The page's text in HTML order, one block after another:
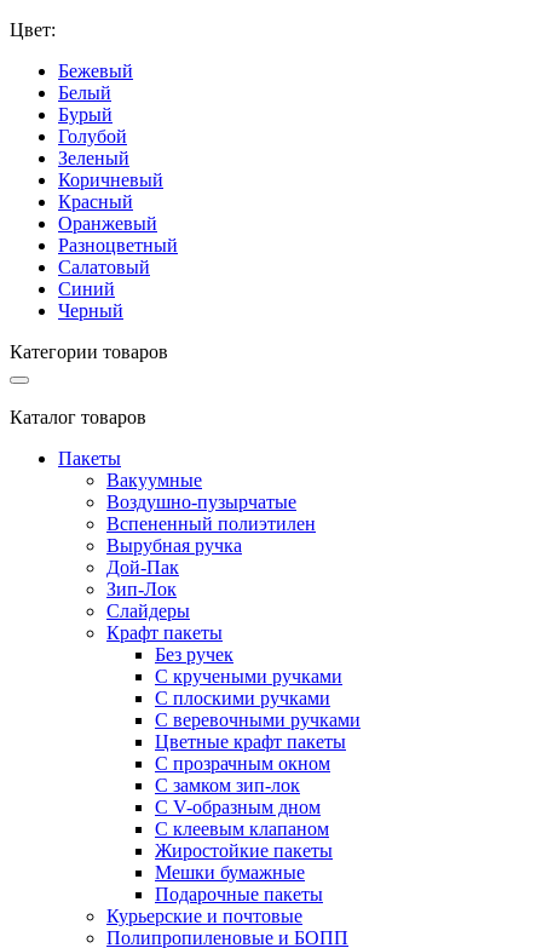
Цвет:
Бежевый
Белый
Бурый
Голубой
Зеленый
Коричневый
Красный
Оранжевый
Разноцветный
Салатовый
Синий
Черный
Категории товаров
Каталог товаров
Пакеты
Вакуумные
Воздушно-пузырчатые
Вспененный полиэтилен
Вырубная ручка
Дой-Пак
Зип-Лок
Слайдеры
Крафт пакеты
Без ручек
С кручеными ручками
С плоскими ручками
С веревочными ручками
Цветные крафт пакеты
С прозрачным окном
С замком зип-лок
С V-образным дном
С клеевым клапаном
Жиростойкие пакеты
Мешки бумажные
Подарочные пакеты
Курьерские и почтовые
Полипропиленовые и БОПП